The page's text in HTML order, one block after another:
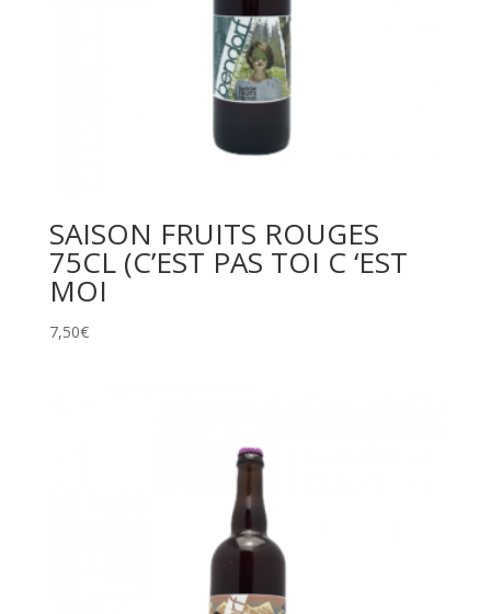
SAISON FRUITS ROUGES
75CL (C’EST PAS TOI C ‘EST
MOI
7,50€